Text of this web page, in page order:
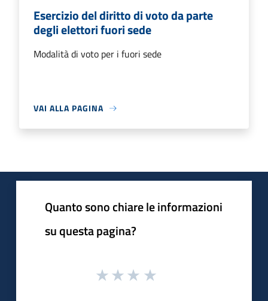
Esercizio del diritto di voto da parte
degli elettori fuori sede
Modalità di voto per i fuori sede
VAI ALLA PAGINA
Quanto sono chiare le informazioni
su questa pagina?